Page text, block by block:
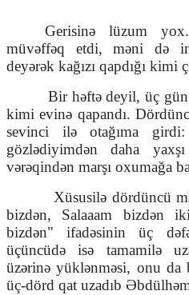
Gerisinə lüzum
müvəffəq etdi, məni də
deyərək kağızı qapdığı kimi
Bir həftə deyil, üç
kimi evinə qapandı.
sevinci ilə otağıma
gözlədiyimdən daha
vərəqindən marşı oxumağa
Xüsusilə dördüncü
bizdən, Salaaam bizdən
bizdən" ifadəsinin üç dəfə
üçüncüdə isə tamamilə
üzərinə yüklənməsi, onu da
üç-dörd qat uzadıb